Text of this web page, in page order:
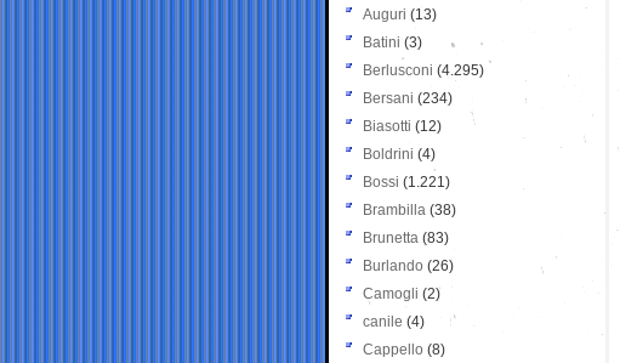
Auguri (13)
Batini (3)
Berlusconi (4.295)
Bersani (234)
Biasotti (12)
Boldrini (4)
Bossi (1.221)
Brambilla (38)
Brunetta (83)
Burlando (26)
Camogli (2)
canile (4)
Cappello (8)